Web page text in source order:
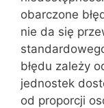
obarczone
nie da się
błędu zależy
jednostek
od proporcji